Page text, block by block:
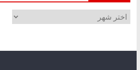
الأرشيف